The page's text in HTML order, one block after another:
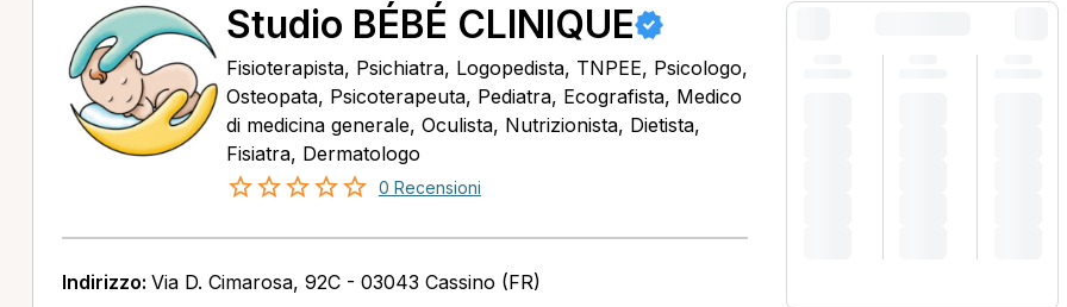
Studio BÉBÉ CLINIQUE
Fisioterapista, Psichiatra, Logopedista, TNPEE, Psicologo,
Osteopata, Psicoterapeuta, Pediatra, Ecografista, Medico
di medicina generale, Oculista, Nutrizionista, Dietista,
Fisiatra, Dermatologo
0 Recensioni
Indirizzo: Via D. Cimarosa, 92C - 03043 Cassino (FR)